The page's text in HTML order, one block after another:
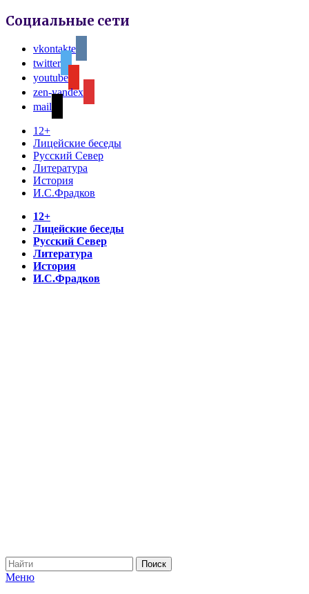
Социальные сети
vkontakte
twitter
youtube
zen-yandex
mail
12+
Лицейские беседы
Русский Север
Литература
История
И.С.Фрадков
12+
Лицейские беседы
Русский Север
Литература
История
И.С.Фрадков
Меню